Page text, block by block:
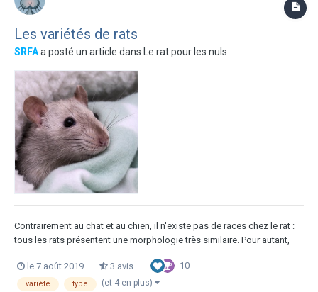
Les variétés de rats
SRFAa posté un article dans Le rat pour les nuls
Contrairement au chat et au chien, il n'existe pas de races chez le rat :
tous les rats présentent une morphologie très similaire. Pour autant,
de variétés, parmi lesquelles chacun peut trouver son bonheur ! La
variété d'un r...
le 7 août 2019 3 avis 10
variété type (et 4 en plus)